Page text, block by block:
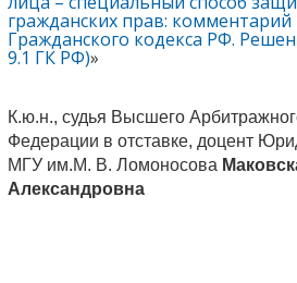
гражданских прав:
Гражданского кодекса РФ.
9.1 ГК РФ)»
К.ю.н., судья Высшего
Федерации в отставке, доцент
МГУ им.М. В. Ломоносова
Александровна